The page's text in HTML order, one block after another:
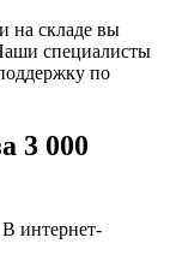
на складе вы
специалисты
по
3 000
интернет-